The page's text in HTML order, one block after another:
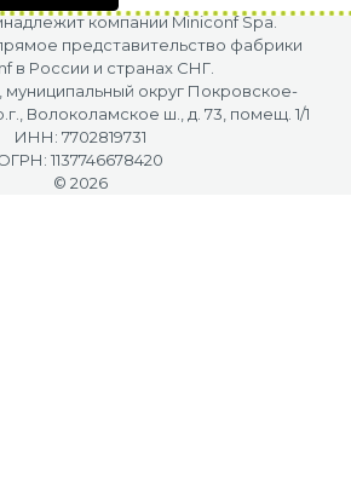
компании Miniconf Spa.
представительство фабрики
в России и странах СНГ.
муниципальный округ Покровское-
Волоколамское ш., д. 73, помещ. 1/1
ИНН: 7702819731
1137746678420
© 2026